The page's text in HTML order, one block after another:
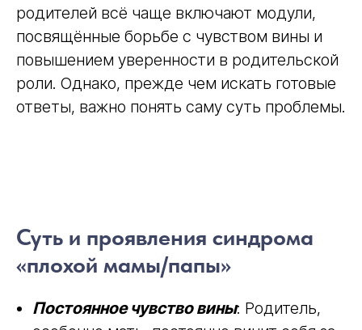
родителей всё чаще включают модули,
посвящённые борьбе с чувством вины и
повышением уверенности в родительской
роли. Однако, прежде чем искать готовые
ответы, важно понять саму суть проблемы.